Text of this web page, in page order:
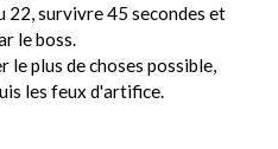
22, survivre 45 secondes et
le boss.
le plus de choses possible,
les feux d'artifice.